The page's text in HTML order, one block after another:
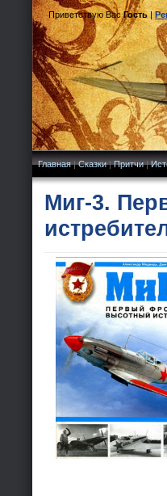
Приветствую Вас Гость|
Главная|Сказки|Притчи|
Миг-3.